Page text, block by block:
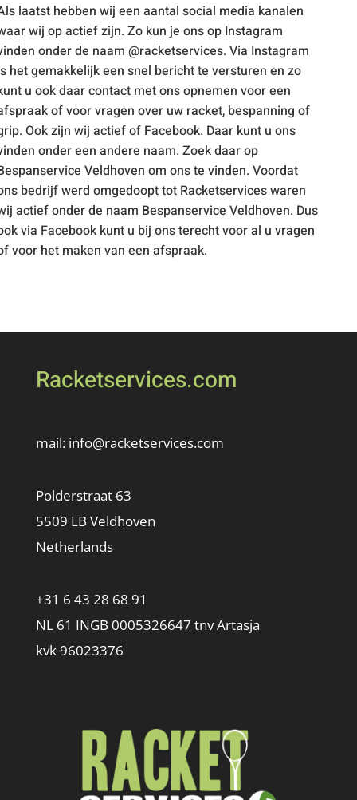
laatst hebben wij een aantal social media kanalen
wij op actief zijn. Zo kun je ons op Instagram
onder de naam @racketservices. Via Instagram
het gemakkelijk een snel bericht te versturen en zo
u ook daar contact met ons opnemen voor een
of voor vragen over uw racket, bespanning of
Ook zijn wij actief of Facebook. Daar kunt u ons
onder een andere naam. Zoek daar op
Veldhoven om ons te vinden. Voordat
bedrijf werd omgedoopt tot Racketservices waren
actief onder de naam Bespanservice Veldhoven. Dus
via Facebook kunt u bij ons terecht voor al u vragen
voor het maken van een afspraak.
Racketservices.com
mail: info@racketservices.com
Polderstraat 63
5509 LB Veldhoven
Netherlands
+31 6 43 28 68 91
NL 61 INGB 0005326647 tnv Artasja
kvk 96023376